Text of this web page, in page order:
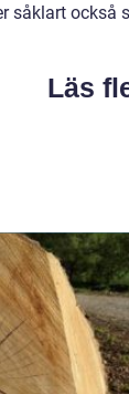
såklart också
Läs